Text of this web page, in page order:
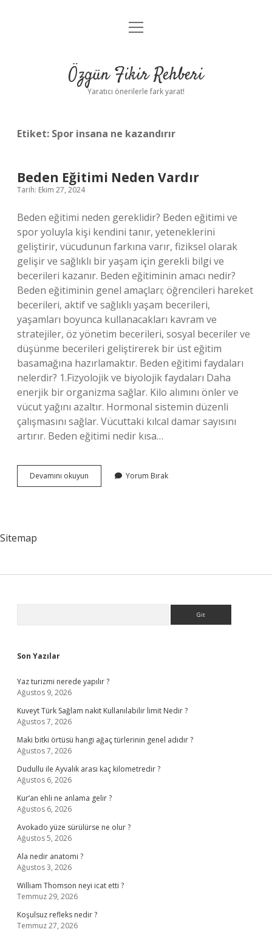
Gizlilik Politikası
Yasal Uyarı
menüyü
Özgün Fikir Rehberi
Yaratıcı önerilerle fark yarat!
Etiket: Spor insana ne kazandırır
Beden Eğitimi Neden Vardır
Tarih: Ekim 27, 2024
Beden eğitimi neden gereklidir? Beden eğitimi ve
spor yoluyla kişi kendini tanır, yeteneklerini
geliştirir, vücudunun farkına varır, fiziksel olarak
gelişir ve sağlıklı bir yaşam için gerekli bilgi ve
becerileri kazanır. Beden eğitiminin amacı nedir?
Beden eğitiminin genel amaçları; öğrencileri hareket
becerileri, aktif ve sağlıklı yaşam becerileri,
yaşamları boyunca kullanacakları kavram ve
stratejiler, öz yönetim becerileri, sosyal beceriler ve
düşünme becerileri geliştirerek bir üst eğitim
basamağına hazırlamaktır. Beden eğitimi faydaları
nelerdir? 1.Fizyolojik ve biyolojik faydaları Daha
enerjik bir organizma sağlar. Kilo alımını önler ve
vücut yağını azaltır. Hormonal sistemin düzenli
çalışmasını sağlar. Vücuttaki kılcal damar sayısını
artırır. Beden eğitimi nedir kısa…
Devamını okuyun
Eğitimi
Yorum Bırak
Sitemap
Son Yazılar
Yaz turizmi nerede yapılır ?
Ağustos 9, 2026
Kuveyt Türk Sağlam nakit Kullanılabilir limit Nedir ?
Ağustos 7, 2026
Maki bitki örtüsü hangi ağaç türlerinin genel adıdır ?
Ağustos 7, 2026
Dudullu ile Ayvalık arası kaç kilometredir ?
Ağustos 6, 2026
Kur’an ehli ne anlama gelir ?
Ağustos 6, 2026
Avokado yüze sürülürse ne olur ?
Ağustos 5, 2026
Ala nedir anatomi ?
Ağustos 3, 2026
William Thomson neyi icat etti ?
Temmuz 29, 2026
Koşulsuz refleks nedir ?
Temmuz 27, 2026